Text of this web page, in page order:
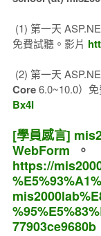
(1) 第一天
免費試聽。影片
(2) 第一天
Core6.0~10.0）免
Bx4I
[學員感言]
WebForm 。
https://
77903ce9680b